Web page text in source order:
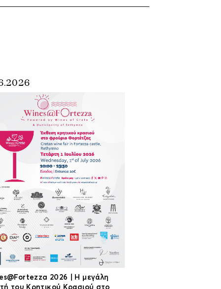
2026 | Η μεγάλη
του Κρητικού Κρασιού στο